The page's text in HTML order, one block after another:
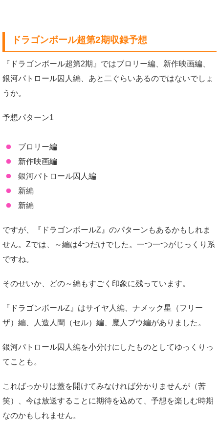
ドラゴンボール超第2期収録予想
『ドラゴンボール超第2期』ではブロリー編、新作映画編、
銀河パトロール囚人編、あと二ぐらいあるのではないでしょ
うか。
予想パターン1
ブロリー編
新作映画編
銀河パトロール囚人編
新編
新編
ですが、『ドラゴンボールZ』のパターンもあるかもしれま
せん。Zでは、～編は4つだけでした。一つ一つがじっくり系
ですね。
そのせいか、どの～編もすごく印象に残っています。
『ドラゴンボールZ』はサイヤ人編、ナメック星（フリー
ザ）編、人造人間（セル）編、魔人ブウ編がありました。
銀河パトロール囚人編を小分けにしたものとしてゆっくりっ
てことも。
こればっかりは蓋を開けてみなければ分かりませんが（苦
笑）、今は放送することに期待を込めて、予想を楽しむ時期
なのかもしれません。